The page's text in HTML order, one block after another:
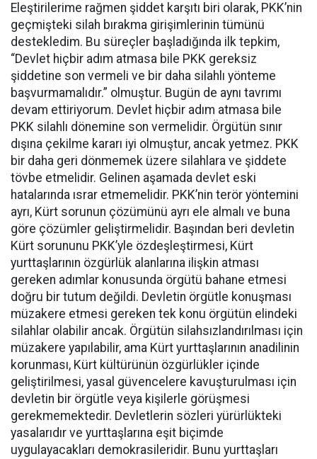
Eleştirilerime rağmen şiddet karşıtı biri olarak, PKK’nin
geçmişteki silah bırakma girişimlerinin tümünü
destekledim. Bu süreçler başladığında ilk tepkim,
“Devlet hiçbir adım atmasa bile PKK gereksiz
şiddetine son vermeli ve bir daha silahlı yönteme
başvurmamalıdır.” olmuştur. Bugün de aynı tavrımı
devam ettiriyorum. Devlet hiçbir adım atmasa bile
PKK silahlı dönemine son vermelidir. Örgütün sınır
dışına çekilme kararı iyi olmuştur, ancak yetmez. PKK
bir daha geri dönmemek üzere silahlara ve şiddete
tövbe etmelidir. Gelinen aşamada devlet eski
hatalarında ısrar etmemelidir. PKK’nin terör yöntemini
ayrı, Kürt sorunun çözümünü ayrı ele almalı ve buna
göre çözümler geliştirmelidir. Başından beri devletin
Kürt sorununu PKK’yle özdeşleştirmesi, Kürt
yurttaşlarının özgürlük alanlarına ilişkin atması
gereken adımlar konusunda örgütü bahane etmesi
doğru bir tutum değildi. Devletin örgütle konuşması
müzakere etmesi gereken tek konu örgütün elindeki
silahlar olabilir ancak. Örgütün silahsızlandırılması için
müzakere yapılabilir, ama Kürt yurttaşlarının anadilinin
korunması, Kürt kültürünün özgürlükler içinde
geliştirilmesi, yasal güvencelere kavuşturulması için
devletin bir örgütle veya kişilerle görüşmesi
gerekmemektedir. Devletlerin sözleri yürürlükteki
yasalarıdır ve yurttaşlarına eşit biçimde
uygulayacakları demokrasileridir. Bunu yurttaşları